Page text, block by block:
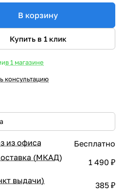
В корзину
Купить в 1 клик
в 1 магазине
консультацию
из офиса
Бесплатно
(МКАД)
1 490 ₽
выдачи)
385 ₽